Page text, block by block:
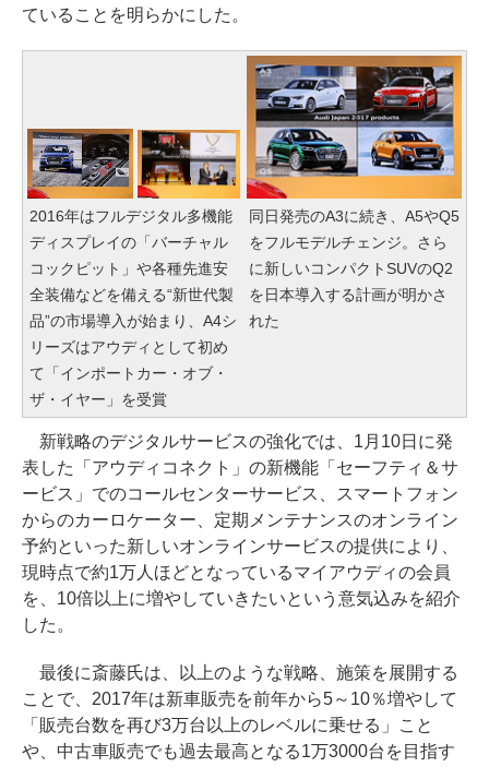
ていることを明らかにした。
2016年はフルデジタル多機能
ディスプレイの「バーチャル
コックピット」や各種先進安
全装備などを備える“新世代製
品”の市場導入が始まり、A4シ
リーズはアウディとして初め
て「インポートカー・オブ・
ザ・イヤー」を受賞
同日発売のA3に続き、A5やQ5
をフルモデルチェンジ。さら
に新しいコンパクトSUVのQ2
を日本導入する計画が明かさ
れた
新戦略のデジタルサービスの強化では、1月10日に発
表した「アウディコネクト」の新機能「セーフティ＆サ
ービス」でのコールセンターサービス、スマートフォン
からのカーロケーター、定期メンテナンスのオンライン
予約といった新しいオンラインサービスの提供により、
現時点で約1万人ほどとなっているマイアウディの会員
を、10倍以上に増やしていきたいという意気込みを紹介
した。
最後に斎藤氏は、以上のような戦略、施策を展開する
ことで、2017年は新車販売を前年から5～10％増やして
「販売台数を再び3万台以上のレベルに乗せる」こと
や、中古車販売でも過去最高となる1万3000台を目指す